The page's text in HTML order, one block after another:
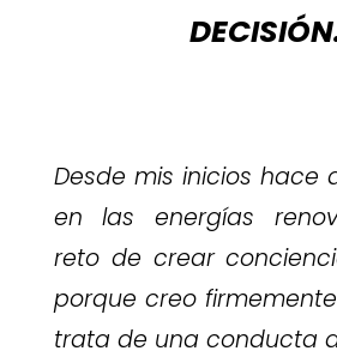
Desde mis inicios hace
en las energías
reto de crear
porque creo
trata de una conducta